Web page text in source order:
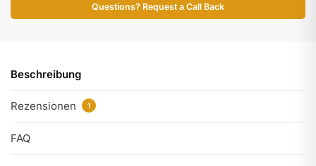
Questions? Request a Call Back
Beschreibung
Rezensionen 1
FAQ